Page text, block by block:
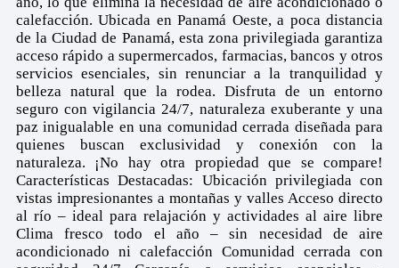
calefacción. Ubicada en Panamá Oeste, a poca distancia
de la Ciudad de Panamá, esta zona privilegiada garantiza
acceso rápido a supermercados, farmacias, bancos y otros
servicios esenciales, sin renunciar a la tranquilidad y
belleza natural que la rodea. Disfruta de un entorno
seguro con vigilancia 24/7, naturaleza exuberante y una
paz inigualable en una comunidad cerrada diseñada para
quienes buscan exclusividad y conexión con la
naturaleza. ¡No hay otra propiedad que se compare!
Características Destacadas: Ubicación privilegiada con
vistas impresionantes a montañas y valles Acceso directo
al río – ideal para relajación y actividades al aire libre
Clima fresco todo el año – sin necesidad de aire
acondicionado ni calefacción Comunidad cerrada con